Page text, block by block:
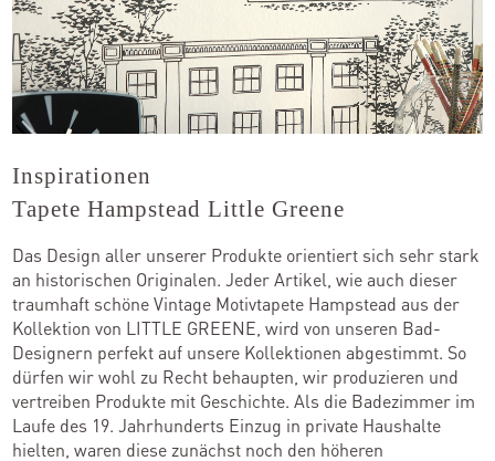
Inspirationen
Tapete Hampstead Little Greene
Das Design aller unserer Produkte orientiert sich sehr stark
an historischen Originalen. Jeder Artikel, wie auch dieser
traumhaft schöne Vintage Motivtapete Hampstead aus der
Kollektion von LITTLE GREENE, wird von unseren Bad-
Designern perfekt auf unsere Kollektionen abgestimmt. So
dürfen wir wohl zu Recht behaupten, wir produzieren und
vertreiben Produkte mit Geschichte. Als die Badezimmer im
Laufe des 19. Jahrhunderts Einzug in private Haushalte
hielten, waren diese zunächst noch den höheren